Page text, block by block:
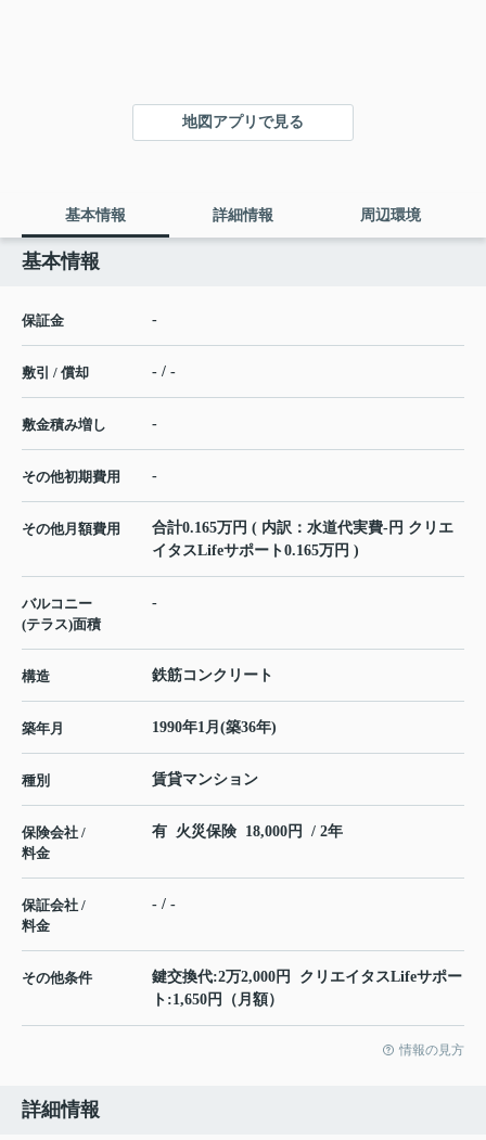
地図アプリで見る
基本情報 詳細情報 周辺環境
基本情報
保証金 -
敷引 / 償却 - / -
敷金積み増し -
その他初期費用 -
その他月額費用
合計0.165万円 ( 内訳：水道代実費-円 クリエ
イタスLifeサポート0.165万円 )
バルコニー
(テラス)面積
-
構造 鉄筋コンクリート
築年月 1990年1月(築36年)
種別 賃貸マンション
保険会社 /
料金
有 火災保険 18,000円 / 2年
保証会社 /
料金
- / -
その他条件
鍵交換代:2万2,000円 クリエイタスLifeサポー
ト:1,650円（月額）
情報の見方
詳細情報